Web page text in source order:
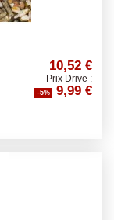
10,52 €
Prix Drive :
-5% 9,99 €